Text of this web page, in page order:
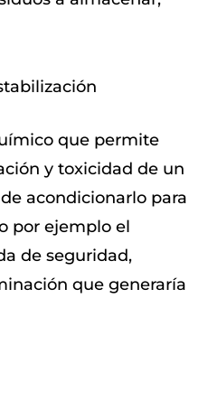
que permite
y toxicidad de un
acondicionarlo para
por ejemplo el
de seguridad,
que generaría